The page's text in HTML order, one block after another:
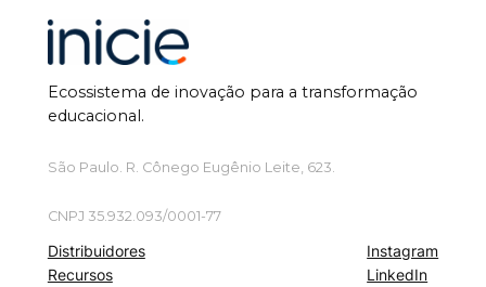
Ecossistema de inovação para a transformação
educacional.
São Paulo. R. Cônego Eugênio Leite, 623.
CNPJ 35.932.093/0001-77
Distribuidores
Recursos
Instagram
LinkedIn